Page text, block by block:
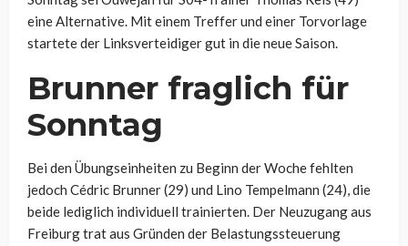
eine Alternative. Mit einem Treffer und einer Torvorlage
startete der Linksverteidiger gut in die neue Saison.
Brunner fraglich für
Sonntag
Bei den Übungseinheiten zu Beginn der Woche fehlten
jedoch Cédric Brunner (29) und Lino Tempelmann (24), die
beide lediglich individuell trainierten. Der Neuzugang aus
Freiburg trat aus Gründen der Belastungssteuerung